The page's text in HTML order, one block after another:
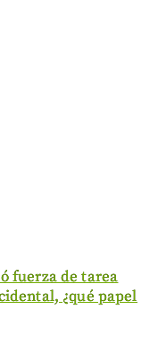
fuerza de tarea
¿qué papel